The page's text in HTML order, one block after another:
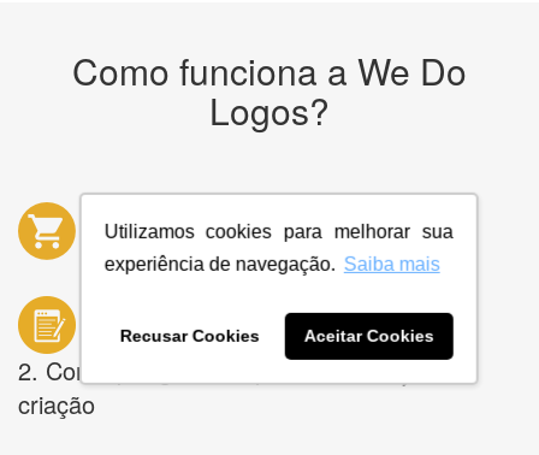
Utilizamos cookies para melhorar sua
experiência de navegação. Saiba mais
Recusar Cookies Aceitar Cookies
Como funciona a We Do
Logos?
1. Escolha um de nossos produtos
2. Conte pra gente o que você deseja na
criação